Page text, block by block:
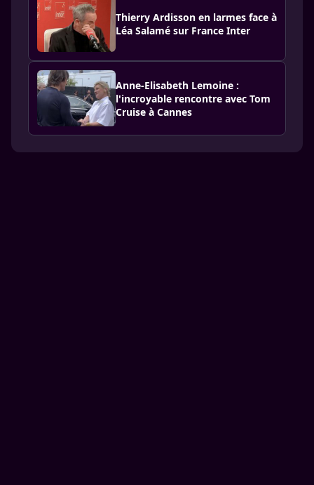
Thierry Ardisson en larmes face à
Léa Salamé sur France Inter
Anne-Elisabeth Lemoine :
l'incroyable rencontre avec Tom
Cruise à Cannes